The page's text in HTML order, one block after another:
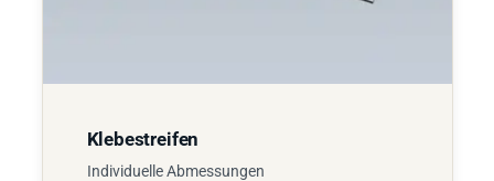
Klebestreifen
Individuelle Abmessungen